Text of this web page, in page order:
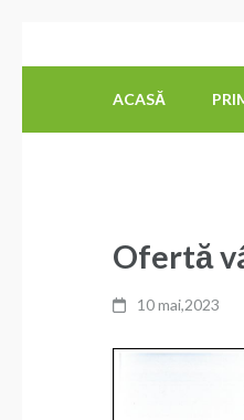
la
Primăria
ACASĂ
Ofertă
10 mai,2023